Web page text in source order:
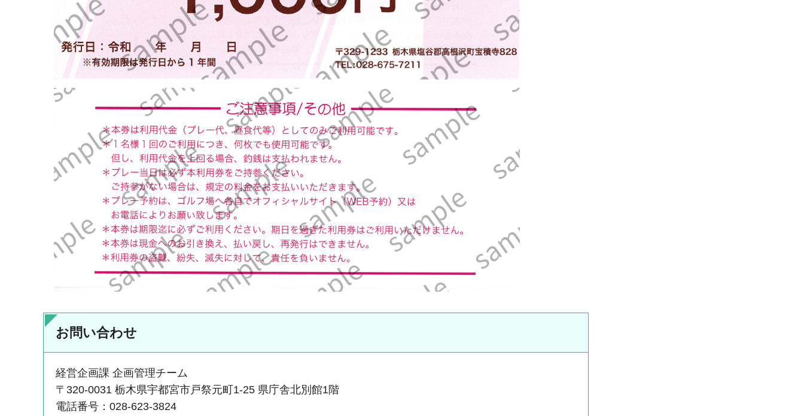
お問い合わせ
経営企画課 企画管理チーム
〒320-0031 栃木県宇都宮市戸祭元町1-25 県庁舎北別館1階
電話番号：028-623-3824